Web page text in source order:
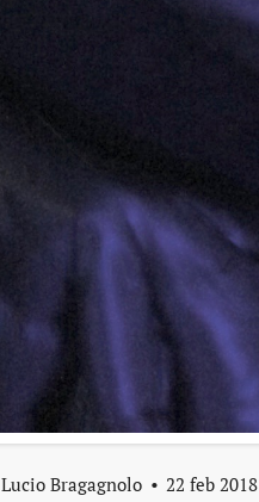
Lucio Bragagnolo 22 feb 2018